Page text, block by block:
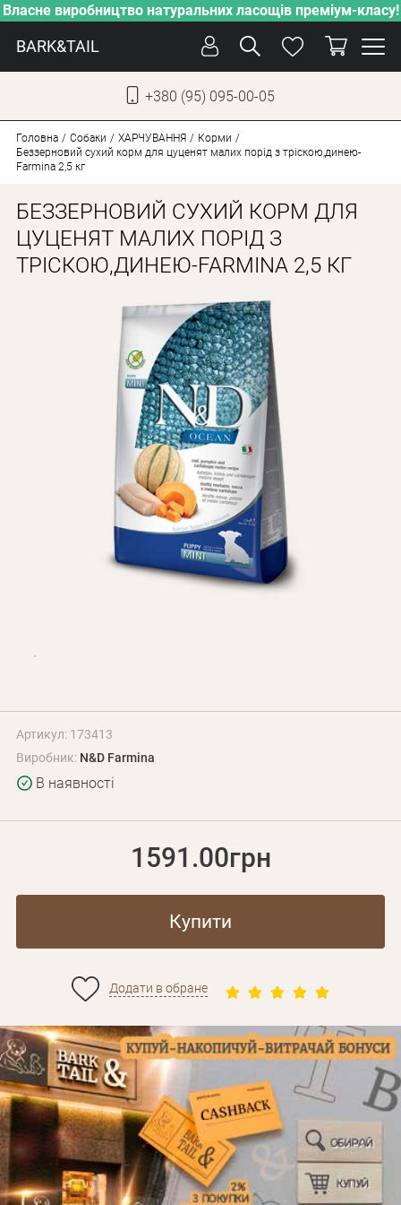
Власне виробництво натуральних ласощів преміум-класу!
BARK&TAIL
+380 (95) 095-00-05
ПІКЛУВАННЯ
ВІД СПЕКИ
ВЛАСНЕ ВИРОБНИЦТВО
НОВИНКИ
АКЦІЇ
ДЛЯ КОТІВ
Оплата і доставка
Програма лояльності
Про Нас
Оптовим клієнтам
Контакти
+380 (95) 095-00-05
Головна Собаки ХАРЧУВАННЯ
Корми
Беззерновий сухий корм для цуценят малих порід з тріскою,динею-
Farmina 2,5 кг
БЕЗЗЕРНОВИЙ СУХИЙ КОРМ ДЛЯ
ЦУЦЕНЯТ МАЛИХ ПОРІД З
ТРІСКОЮ,ДИНЕЮ-FARMINA 2,5 КГ
Артикул: 173413
Виробник: N&D Farmina
В наявності
1591.00грн
Купити
Додати в обране